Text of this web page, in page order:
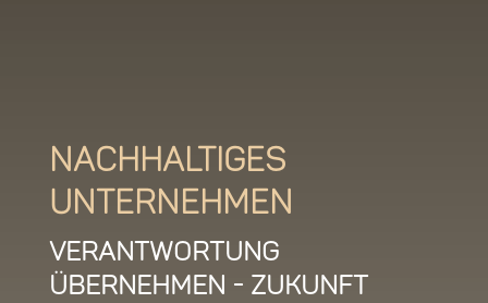
Nachhaltiges
Unternehmen
Verantwortung
übernehmen - Zukunft